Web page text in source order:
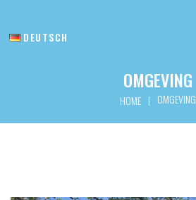
DEUTSCH
OMGEVING
HOME | OMGEVING